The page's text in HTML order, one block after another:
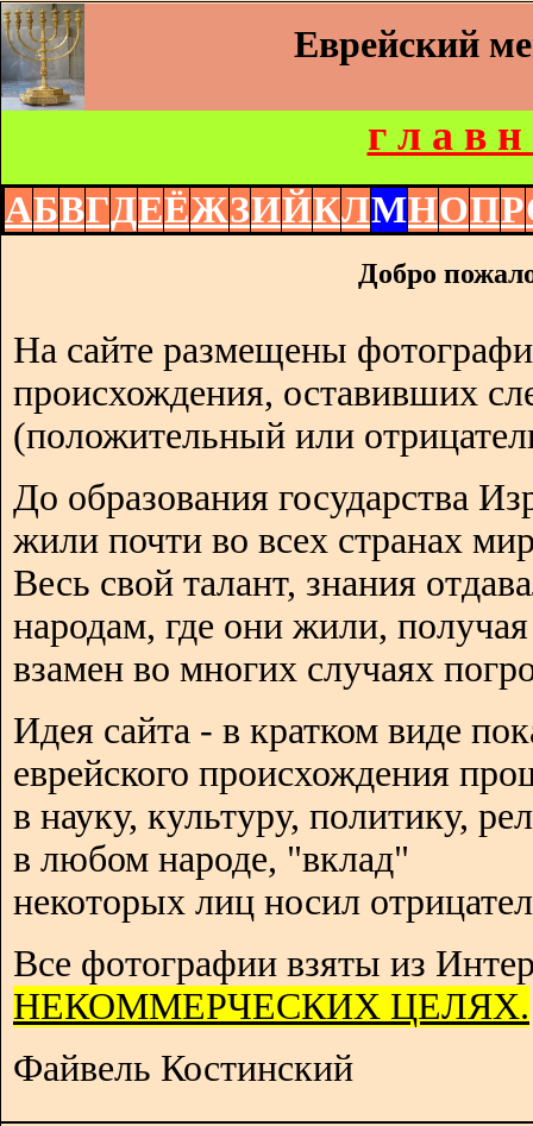
Еврейский
г л а в н
АБВГДЕЁЖЗИЙКЛМНОПР
Добро
На сайте размещены
происхождения, оставивших
(положительный или
До образования государства
жили почти во всех странах
Весь свой талант, знания
народам, где они жили, получая
взамен во многих случаях
Идея сайта - в кратком виде
еврейского происхождения
в науку, культуру, политику,
в любом народе, "вклад"
некоторых лиц носил
Все фотографии взяты из
НЕКОММЕРЧЕСКИХ ЦЕЛЯХ.
Файвель Костинский